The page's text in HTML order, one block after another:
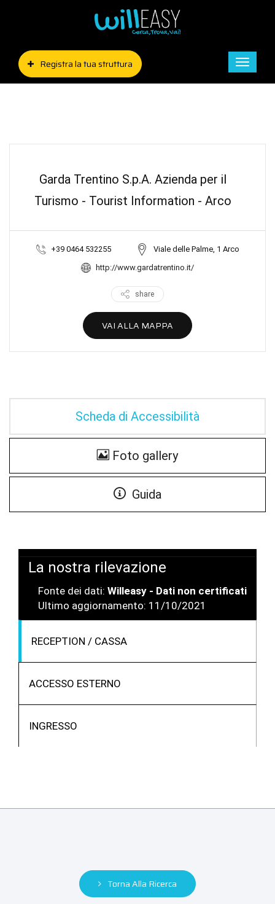
Registra la tua struttura
Toggle
Garda Trentino S.p.A. Azienda per il
Turismo - Tourist Information - Arco
+39 0464 532255
Viale delle Palme, 1 Arco
http://www.gardatrentino.it/
share
VAI ALLA MAPPA
Scheda di Accessibilità
Foto gallery
Guida
La nostra rilevazione
Fonte dei dati: Willeasy - Dati non certificati
Ultimo aggiornamento: 11/10/2021
RECEPTION / CASSA
ACCESSO ESTERNO
INGRESSO
Torna Alla Ricerca